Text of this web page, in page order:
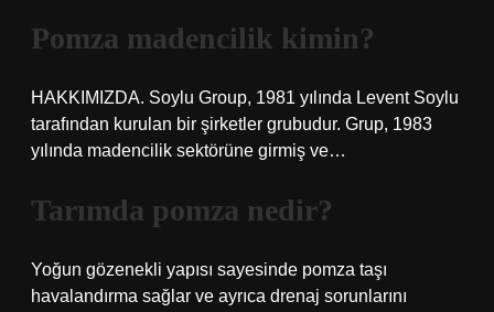
Pomza madencilik kimin?
HAKKIMIZDA. Soylu Group, 1981 yılında Levent Soylu
tarafından kurulan bir şirketler grubudur. Grup, 1983
yılında madencilik sektörüne girmiş ve…
Tarımda pomza nedir?
Yoğun gözenekli yapısı sayesinde pomza taşı
havalandırma sağlar ve ayrıca drenaj sorunlarını